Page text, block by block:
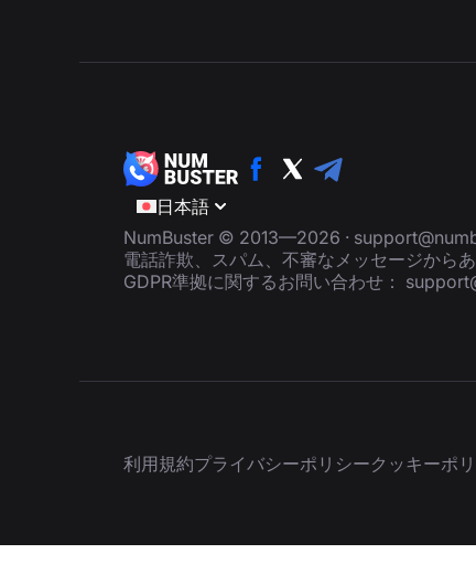
日本語
NumBuster © 2013—2026 ·
電話詐欺、スパム、不審なメッセージから
GDPR準拠に関するお問い合わせ：
利用規約プライバシーポリシークッキーポ